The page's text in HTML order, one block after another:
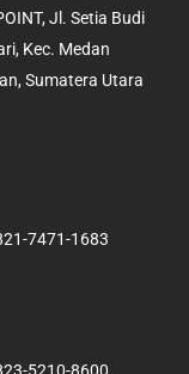
Jl. Setia Budi
Kec. Medan
Sumatera Utara
7471-1683
5210-8600